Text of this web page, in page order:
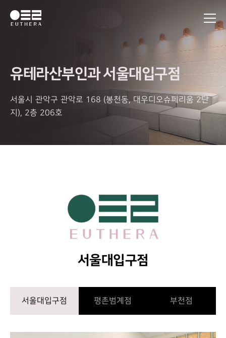
유테라산부인과 서울대입구점
서울시 관악구 관악로 168 (봉천동, 대우디오슈페리움 2단
지), 2층 206호
서울대입구점
서울대입구점 평촌범계점 부천점